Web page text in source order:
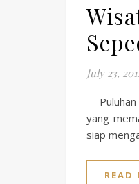
July 23,
Puluhan
yang
siap
READ